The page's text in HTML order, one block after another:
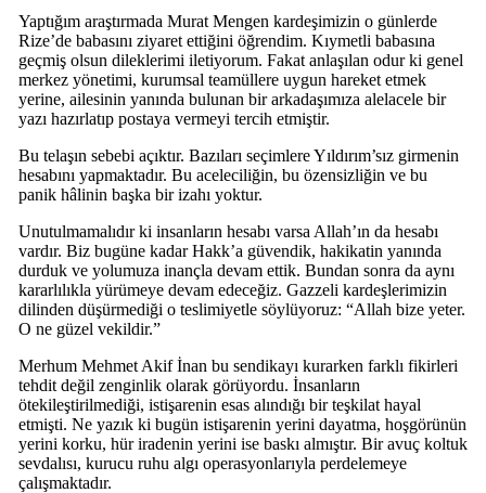
Yaptığım araştırmada Murat Mengen kardeşimizin o günlerde
Rize’de babasını ziyaret ettiğini öğrendim. Kıymetli babasına
geçmiş olsun dileklerimi iletiyorum. Fakat anlaşılan odur ki genel
merkez yönetimi, kurumsal teamüllere uygun hareket etmek
yerine, ailesinin yanında bulunan bir arkadaşımıza alelacele bir
yazı hazırlatıp postaya vermeyi tercih etmiştir.
Bu telaşın sebebi açıktır. Bazıları seçimlere Yıldırım’sız girmenin
hesabını yapmaktadır. Bu aceleciliğin, bu özensizliğin ve bu
panik hâlinin başka bir izahı yoktur.
Unutulmamalıdır ki insanların hesabı varsa Allah’ın da hesabı
vardır. Biz bugüne kadar Hakk’a güvendik, hakikatin yanında
durduk ve yolumuza inançla devam ettik. Bundan sonra da aynı
kararlılıkla yürümeye devam edeceğiz. Gazzeli kardeşlerimizin
dilinden düşürmediği o teslimiyetle söylüyoruz: “Allah bize yeter.
O ne güzel vekildir.”
Merhum Mehmet Akif İnan bu sendikayı kurarken farklı fikirleri
tehdit değil zenginlik olarak görüyordu. İnsanların
ötekileştirilmediği, istişarenin esas alındığı bir teşkilat hayal
etmişti. Ne yazık ki bugün istişarenin yerini dayatma, hoşgörünün
yerini korku, hür iradenin yerini ise baskı almıştır. Bir avuç koltuk
sevdalısı, kurucu ruhu algı operasyonlarıyla perdelemeye
çalışmaktadır.